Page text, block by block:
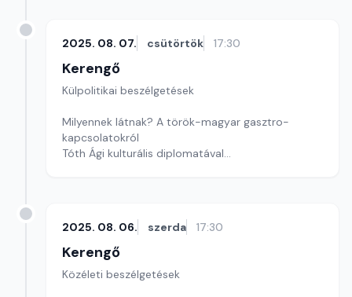
2025. 08. 07. csütörtök 17:30
Kerengő
Külpolitikai beszélgetések
Milyennek látnak? A török-magyar gasztro-
kapcsolatokról
Tóth Ági kulturális diplomatával
2025. 08. 06. szerda 17:30
Kerengő
Közéleti beszélgetések